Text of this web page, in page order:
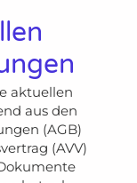
aktuellen
aus den
(AGB)
(AVV)